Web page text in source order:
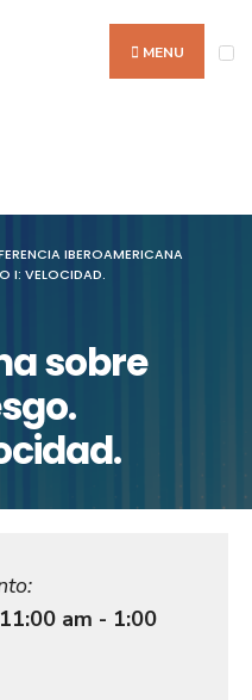
MENU
IBEROAMERICANA
I: VELOCIDAD.
sobre
11:00 am - 1:00